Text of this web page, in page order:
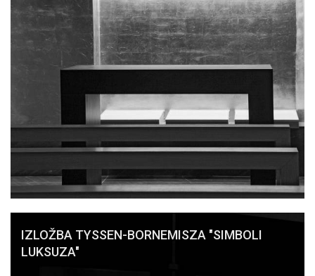
IZLOŽBA TYSSEN-BORNEMISZA "SIMBOLI
LUKSUZA"